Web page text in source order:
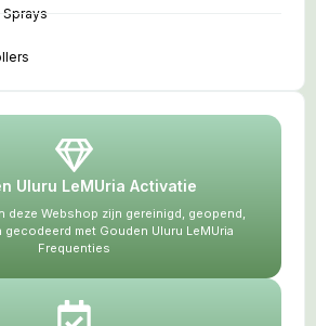
Uluru LeMUria Activatie
deze Webshop zijn gereinigd, geopend,
gecodeerd met Gouden Uluru LeMUria
Frequenties